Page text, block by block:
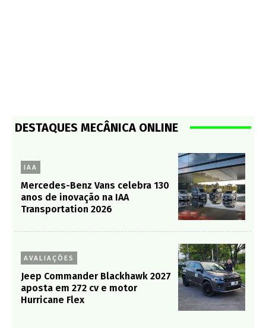
DESTAQUES MECÂNICA ONLINE
IAA
Mercedes-Benz Vans celebra 130
anos de inovação na IAA
Transportation 2026
AVALIAÇÕES
Jeep Commander Blackhawk 2027
aposta em 272 cv e motor
Hurricane Flex